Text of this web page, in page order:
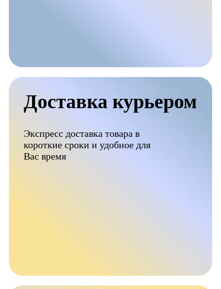
Доставка курьером
Экспресс доставка товара в
короткие сроки и удобное для
Вас время